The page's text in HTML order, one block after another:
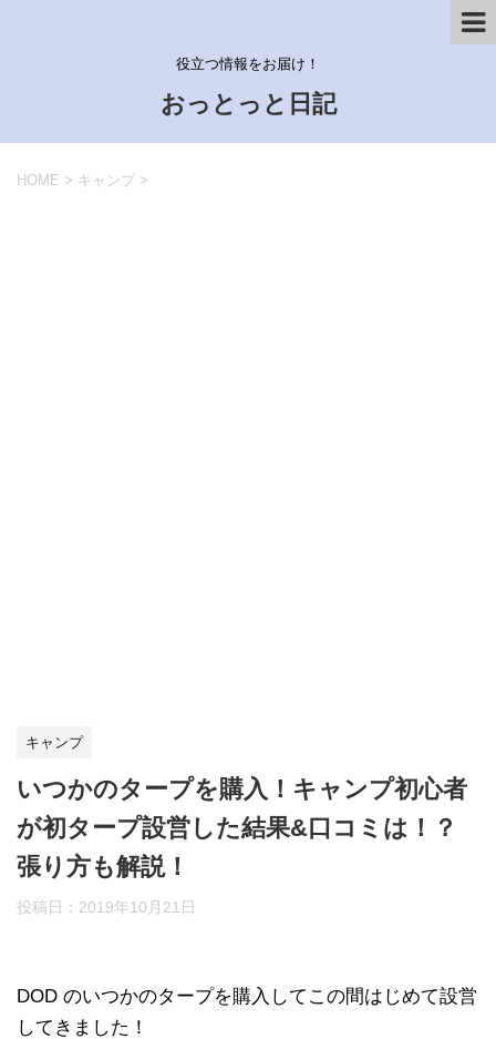
役立つ情報をお届け！
おっとっと日記
HOME > キャンプ >
キャンプ
いつかのタープを購入！キャンプ初心者
が初タープ設営した結果&口コミは！？
張り方も解説！
投稿日： 2019年10月21日
DOD のいつかのタープを購入してこの間はじめて設営
してきました！